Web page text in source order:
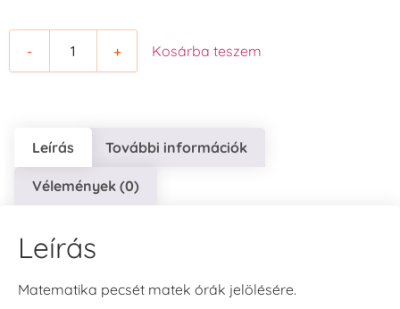
- + Kosárba teszem
Leírás További információk
Vélemények (0)
Leírás
Matematika pecsét matek órák jelölésére.